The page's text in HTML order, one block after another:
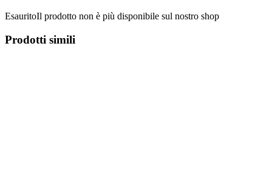
EsauritoIl prodotto non è più disponibile sul nostro shop
Prodotti simili